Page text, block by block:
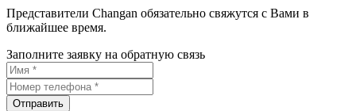
Представители Changan обязательно свяжутся с Вами в
ближайшее время.
Заполните заявку на обратную связь
Отправить